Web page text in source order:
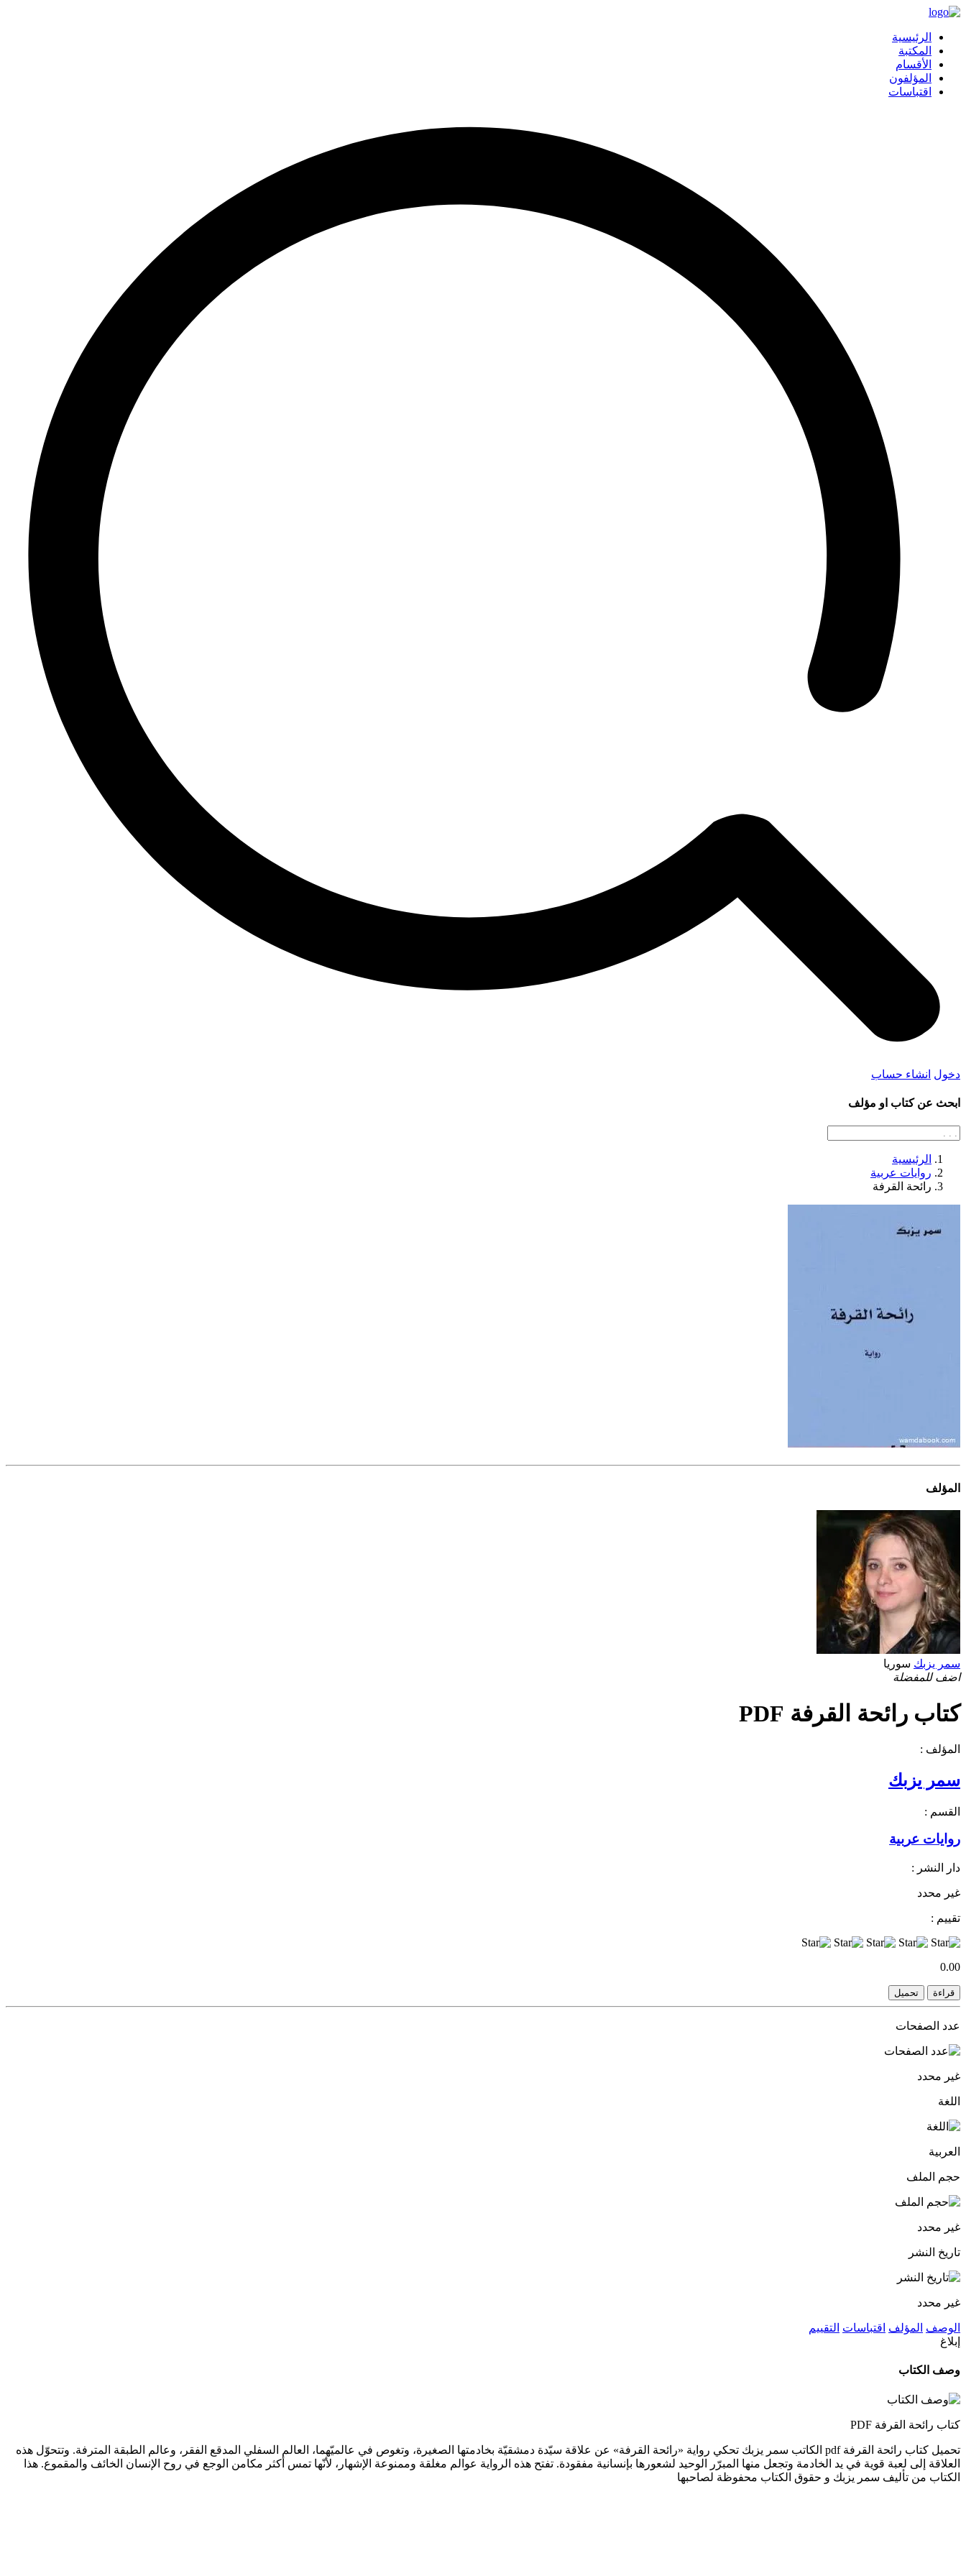
الرئيسية
المكتبة
الأقسام
المؤلفون
اقتباسات
دخول انشاء حساب
ابحث عن كتاب او مؤلف
الرئيسية
روايات عربية
رائحة القرفة
المؤلف
سمر يزبك سوريا
اضف للمفضلة
كتاب رائحة القرفة PDF
المؤلف :
سمر يزبك
القسم :
روايات عربية
دار النشر :
غير محدد
تقييم :
0.00
قراءة تحميل
عدد الصفحات
غير محدد
اللغة
العربية
حجم الملف
غير محدد
تاريخ النشر
غير محدد
الوصف المؤلف اقتباسات التقييم
إبلاغ
وصف الكتاب
كتاب رائحة القرفة PDF
تحميل كتاب رائحة القرفة pdf الكاتب سمر يزبك تحكي رواية «رائحة القرفة» عن علاقة سيّدة دمشقيّة بخادمتها الصغيرة، وتغوص في عالميّهما، العالم السفلي المدقع الفقر، وعالم الطبقة المترفة. وتتحوّل هذه
العلاقة إلى لعبة قوية في يد الخادمة وتجعل منها المبرّر الوحيد لشعورها بإنسانية مفقودة. تفتح هذه الرواية عوالم مغلقة وممنوعة الإشهار، لأنّها تمس أكثر مكامن الوجع في روح الإنسان الخائف والمقموع. هذا
الكتاب من تأليف سمر يزبك و حقوق الكتاب محفوظة لصاحبها